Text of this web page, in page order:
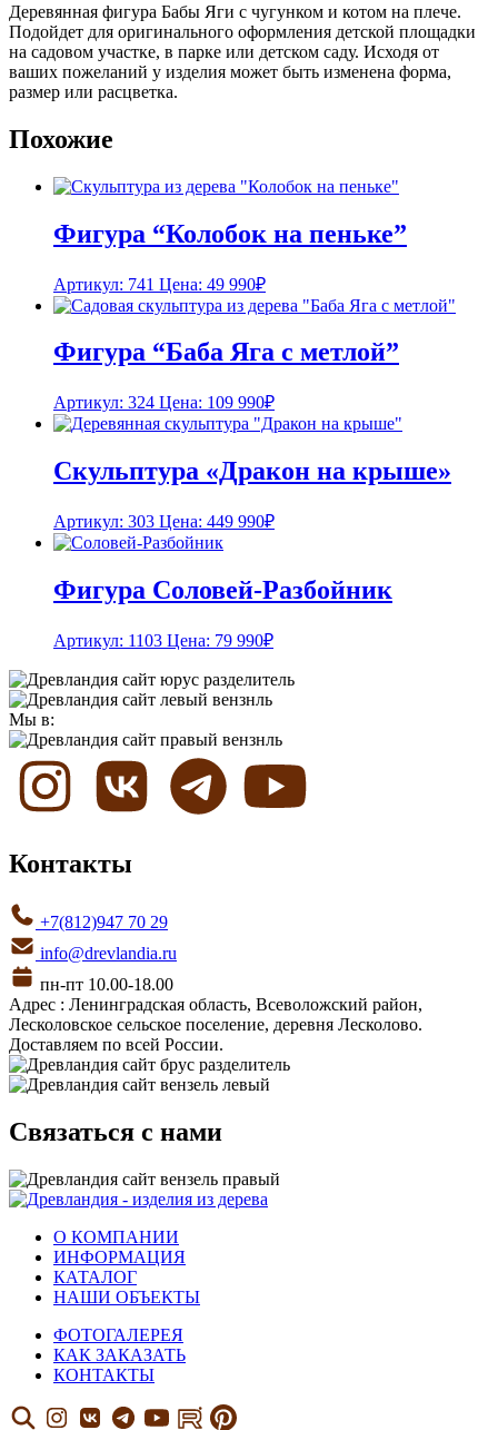
Деревянная фигура Бабы Яги с чугунком и котом на плече.
Подойдет для оригинального оформления детской площадки
на садовом участке, в парке или детском саду. Исходя от
ваших пожеланий у изделия может быть изменена форма,
размер или расцветка.
Похожие
Фигура “Колобок на пеньке”
Артикул: 741 Цена: 49 990₽
Фигура “Баба Яга с метлой”
Артикул: 324 Цена: 109 990₽
Скульптура «Дракон на крыше»
Артикул: 303 Цена: 449 990₽
Фигура Соловей-Разбойник
Артикул: 1103 Цена: 79 990₽
Мы в:
Контакты
+7(812)947 70 29
info@drevlandia.ru
пн-пт 10.00-18.00
Адрес : Ленинградская область, Всеволожский район,
Лесколовское сельское поселение, деревня Лесколово.
Доставляем по всей России.
Связаться с нами
О КОМПАНИИ
ИНФОРМАЦИЯ
КАТАЛОГ
НАШИ ОБЪЕКТЫ
ФОТОГАЛЕРЕЯ
КАК ЗАКАЗАТЬ
КОНТАКТЫ